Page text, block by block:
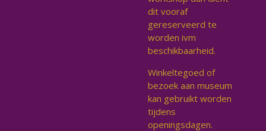
dit vooraf
gereserveerd te
worden ivm
beschikbaarheid.
Winkeltegoed of
bezoek aan museum
kan gebruikt worden
tijdens
openingsdagen.